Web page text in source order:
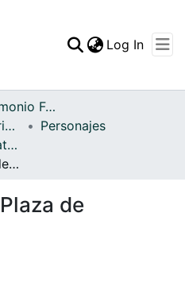
Statistics
Log In
Archivo del Patrimonio Fotográfico y Fílmico del Valle del Cauca
Fondo Fotográfico Diario Occidente
Personajes
FFDO - Personajes - Patrimonial
Tinterillos en la Plaza de Cayzedo
de